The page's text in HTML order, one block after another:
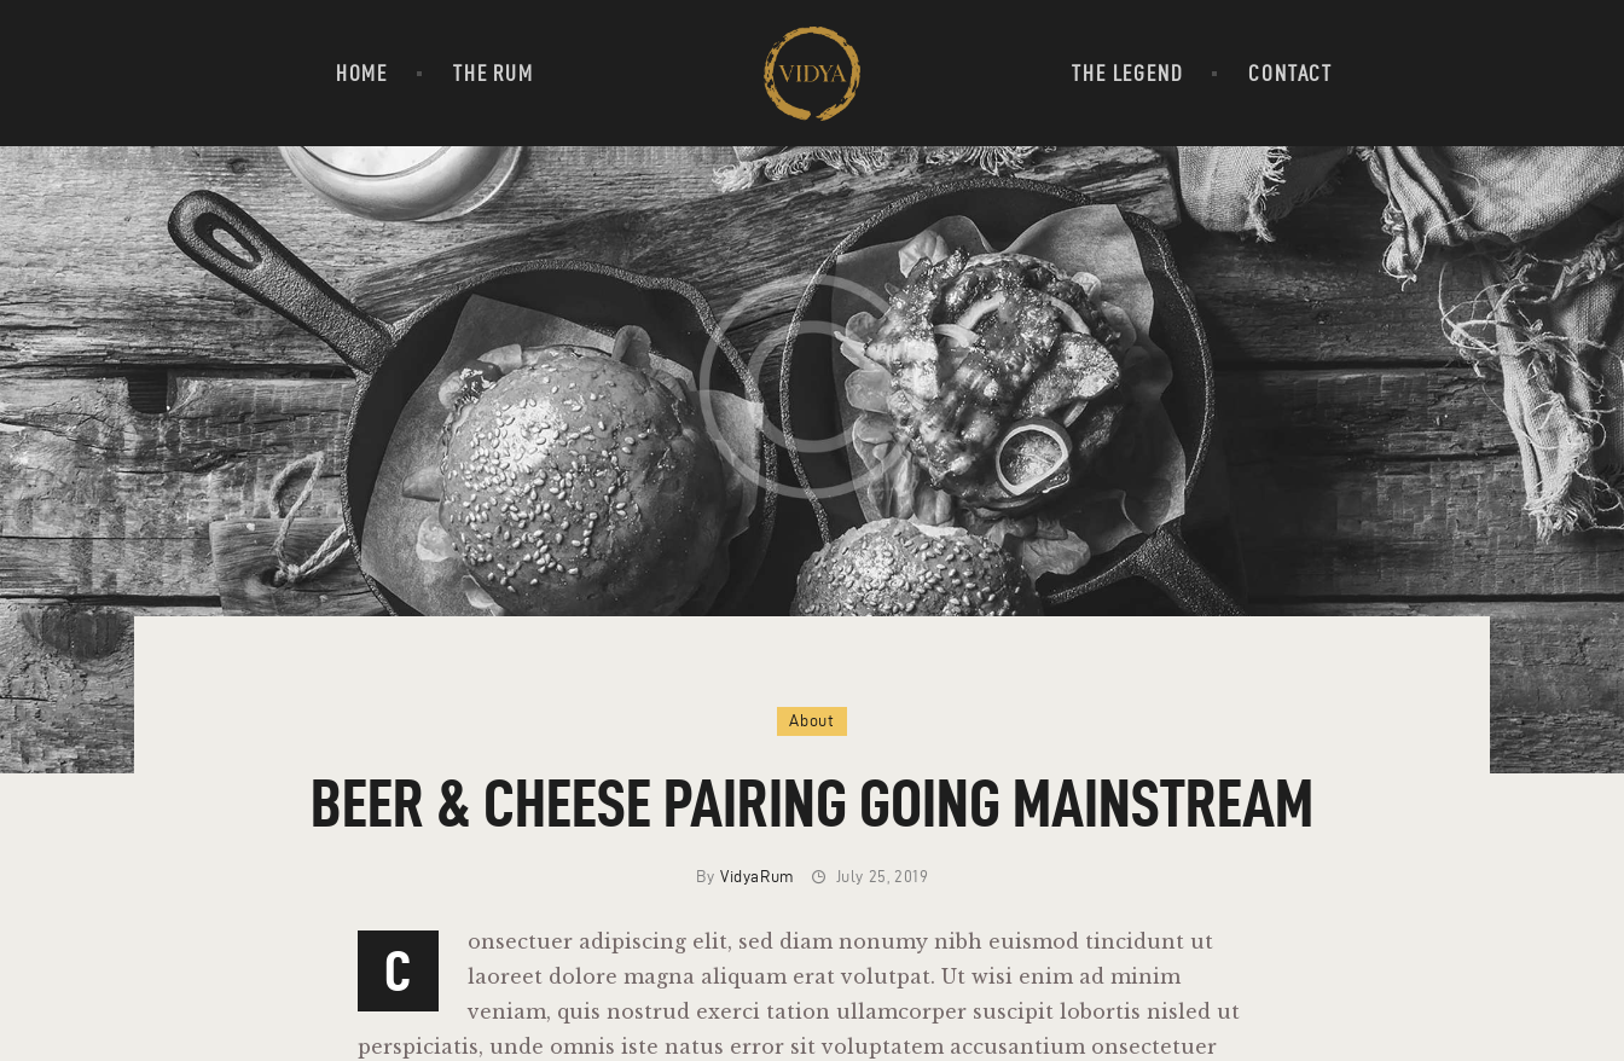
HOME THE RUM THE LEGEND CONTACT
About
BEER & CHEESE PAIRING GOING MAINSTREAM
By VidyaRum July 25, 2019
C
onsectuer adipiscing elit, sed diam nonumy nibh euismod tincidunt ut
laoreet dolore magna aliquam erat volutpat. Ut wisi enim ad minim
veniam, quis nostrud exerci tation ullamcorper suscipit lobortis nisled ut
perspiciatis, unde omnis iste natus error sit voluptatem accusantium onsectetuer